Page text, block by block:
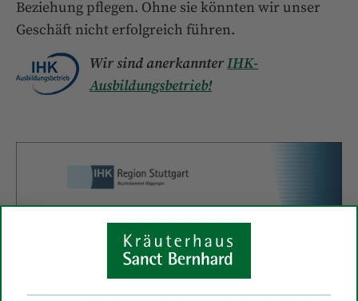
Beziehung pflegen. Ohne sie könnten wir unser
Geschäft nicht erfolgreich führen.
Wir sind anerkannterIHK-
Ausbildungsbetrieb!